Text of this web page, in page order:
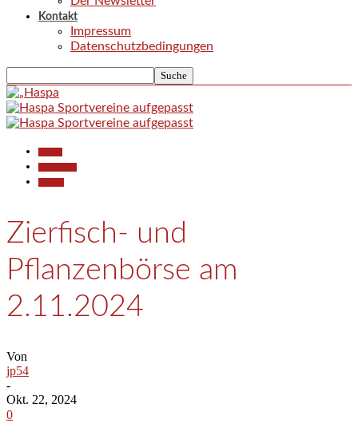
Kontakt
Impressum
Datenschutzbedingungen
Zierfisch- und
Pflanzenbörse am
2.11.2024
Von
jp54
-
Okt. 22, 2024
0